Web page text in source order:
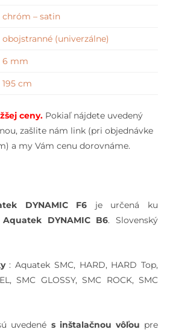
chróm – satin
obojstranné (univerzálne)
6 mm
195 cm
ceny. Pokiaľ nájdete uvedený
zašlite nám link (pri objednávke
a my Vám cenu dorovnáme.
DYNAMIC F6 je určená ku
Aquatek DYNAMIC B6. Slovenský
: Aquatek SMC, HARD, HARD Top,
SMC GLOSSY, SMC ROCK, SMC
uvedené s inštalačnou vôľou pre